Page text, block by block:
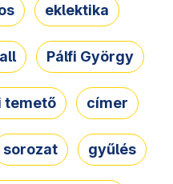
eklektika
Pálfi György
temető címer
sorozat gyűlés